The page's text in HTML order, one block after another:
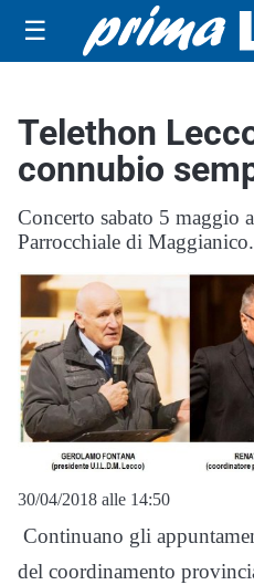
☰
Telethon
connubio
Concerto sabato 5 maggio
Parrocchiale di Maggianico.
30/04/2018 alle 14:50
Continuano gli
del coordinamento